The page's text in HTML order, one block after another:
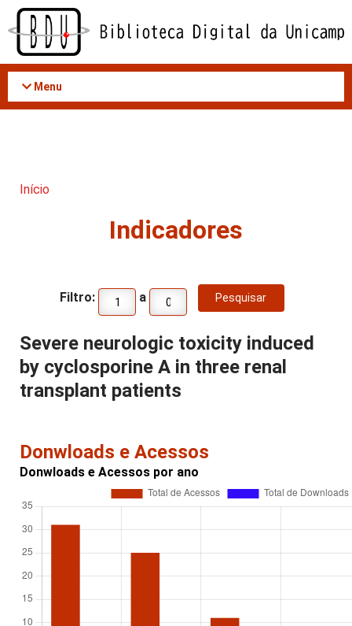
Acessar
conteúdo
Menu
Início
Indicadores
Filtro: a
Severe neurologic toxicity induced
by cyclosporine A in three renal
transplant patients
Donwloads e Acessos
Donwloads e Acessos por ano